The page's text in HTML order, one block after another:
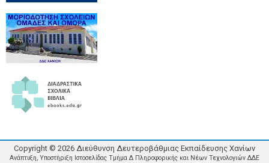
Copyright © 2026 Διεύθυνση Δευτεροβάθμιας Εκπαίδευσης Χανίων
Ανάπτυξη, Υποστήριξη Ιστοσελίδας Τμήμα Δ Πληροφορικής και Νέων Τεχνολογιών ΔΔΕ